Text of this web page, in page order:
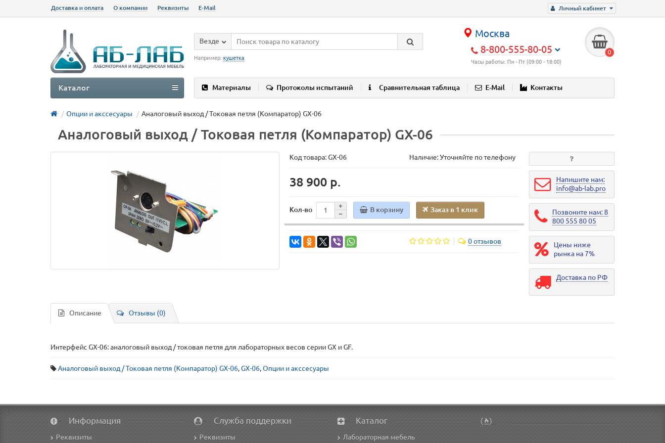
Личный кабинет
Доставка и оплата О компании Реквизиты E-Mail
Москва
8-800-555-80-05
Часы работы: Пн - Пт (09:00 - 18:00)
0
Везде
Например: кушетка
Материалы Протоколы испытаний Сравнительная таблица E-Mail Контакты
Каталог
Опции и акссесуары Аналоговый выход / Токовая петля (Компаратор) GX-06
Аналоговый выход / Токовая петля (Компаратор) GX-06
Код товара:GX-06 Наличие: Уточняйте по телефону
38 900 р.
Кол-во В корзину Заказ в 1 клик
0 отзывов
Напишите нам:
info@ab-lab.pro
Позвоните нам: 8
800 555 80 05
Цены ниже
рынка на 7%
Доставка по РФ
Описание Отзывы (0)
Интерфейс GX-06: аналоговый выход / токовая петля для лабораторных весов серии GX и GF.
Аналоговый выход / Токовая петля (Компаратор) GX-06,GX-06,Опции и акссесуары
Информация
Реквизиты
Служба поддержки
Реквизиты
Каталог
Лабораторная мебель